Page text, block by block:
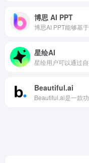
博思 AI PPT
星绘AI
Beautiful.ai